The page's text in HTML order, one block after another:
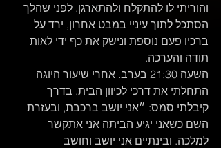
והוריתי לו להתקלח ולהתארגן. לפני שהלך
הסתכל לתוך עיניי במבט אחרון, ירד על
ברכיו פעם נוספת ונישק את כף ידי לאות
תודה והערכה.
השעה 21:30 בערב. אחרי שיעור היוגה
התחלתי את דרכי לכיוון הבית. בדרך
קיבלתי סמס: ״אני יושב ברכבת, ובעזרת
השם כשאני יגיע הביתה אני אתקשר
למלכה. ובינתיים אני יושב וחושב